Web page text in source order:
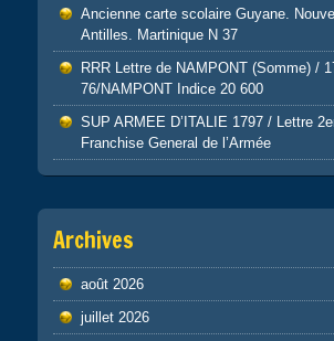
Ancienne carte scolaire Guyane.
Antilles. Martinique N 37
RRR Lettre de NAMPONT (Somme) /
76/NAMPONT Indice 20 600
SUP ARMEE D’ITALIE 1797 / Lettre
Franchise General de l’Armée
Archives
août 2026
juillet 2026